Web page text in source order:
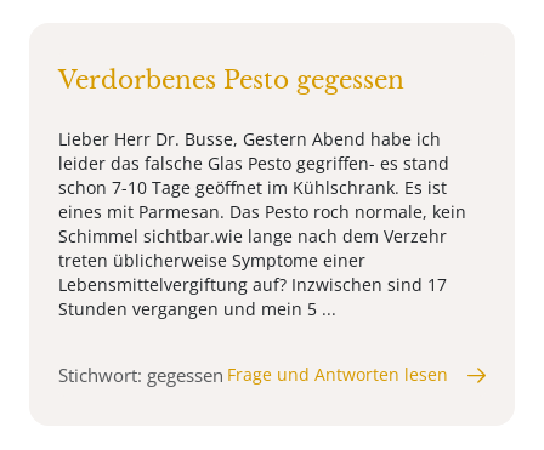
Verdorbenes Pesto gegessen
Lieber Herr Dr. Busse, Gestern Abend habe ich
leider das falsche Glas Pesto gegriffen- es stand
schon 7-10 Tage geöffnet im Kühlschrank. Es ist
eines mit Parmesan. Das Pesto roch normale, kein
Schimmel sichtbar.wie lange nach dem Verzehr
treten üblicherweise Symptome einer
Lebensmittelvergiftung auf? Inzwischen sind 17
Stunden vergangen und mein 5 ...
Stichwort: gegessen Frage und Antworten lesen